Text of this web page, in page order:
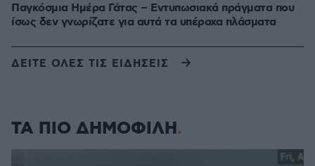
Παγκόσμια Ημέρα Γάτας – Εντυπωσιακά πράγματα που
ίσως δεν γνωρίζατε για αυτά τα υπέροχα πλάσματα
ΔΕΙΤΕ ΟΛΕΣ ΤΙΣ ΕΙΔΗΣΕΙΣ
ΤΑ ΠΙΟ ΔΗΜΟΦΙΛΗ